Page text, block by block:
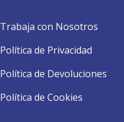
Trabaja con Nosotros
Política de Privacidad
Política de Devoluciones
Política de Cookies